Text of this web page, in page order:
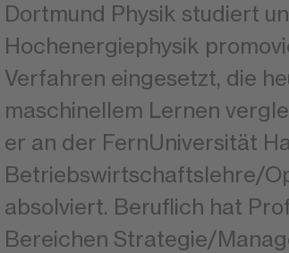
Dortmund Physik studiert
Hochenergiephysik
Verfahren eingesetzt, die
maschinellem Lernen
er an der FernUniversität
Betriebswirtschaftslehre/
absolviert. Beruflich hat
Bereichen Strategie/